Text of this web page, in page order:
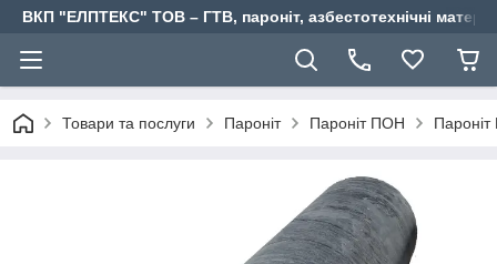
ВКП "ЕЛПТЕКС" ТОВ – ГТВ, пароніт, азбестотехнічні
Товари та послуги Пароніт Пароніт ПОН